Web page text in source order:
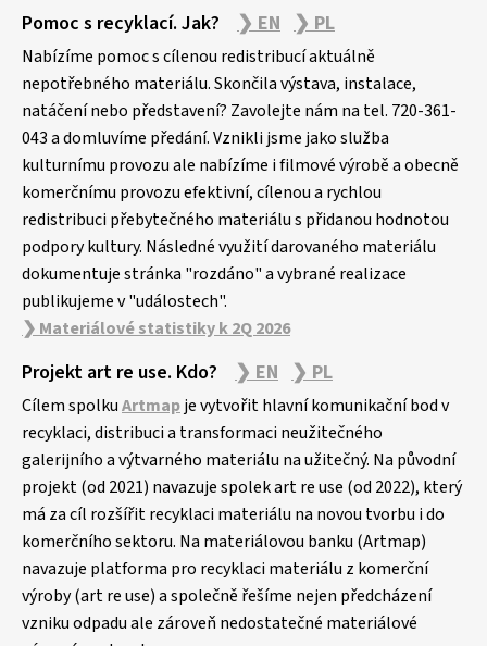
Pomoc s recyklací. Jak? ❯ EN ❯ PL
Nabízíme pomoc s cílenou redistribucí aktuálně
nepotřebného materiálu. Skončila výstava, instalace,
natáčení nebo představení? Zavolejte nám na tel. 720-361-
043 a domluvíme předání. Vznikli jsme jako služba
kulturnímu provozu ale nabízíme i filmové výrobě a obecně
komerčnímu provozu efektivní, cílenou a rychlou
redistribuci přebytečného materiálu s přidanou hodnotou
podpory kultury. Následné využití darovaného materiálu
dokumentuje stránka "rozdáno" a vybrané realizace
publikujeme v "událostech".
❯ Materiálové statistiky k 2Q 2026
Projekt art re use. Kdo? ❯ EN ❯ PL
Cílem spolkuArtmapje vytvořit hlavní komunikační bod v
recyklaci, distribuci a transformaci neužitečného
galerijního a výtvarného materiálu na užitečný. Na původní
projekt (od 2021) navazuje spolek art re use (od 2022), který
má za cíl rozšířit recyklaci materiálu na novou tvorbu i do
komerčního sektoru. Na materiálovou banku (Artmap)
navazuje platforma pro recyklaci materiálu z komerční
výroby (art re use) a společně řešíme nejen předcházení
vzniku odpadu ale zároveň nedostatečné materiálové